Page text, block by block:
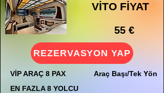
VİTO FİYAT
55 €
REZERVASYON YAP
VİP ARAÇ 8 PAX
Araç Başı/Tek Yön
EN FAZLA 8 YOLCU